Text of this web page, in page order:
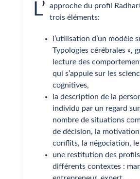
L’
approche du profil
trois éléments:
l’utilisation d’un modèle
Typologies cérébrales »,
lecture des
qui s’appuie sur les
cognitives,
la description de la
individu par un regard
nombre de situations
de décision, la
conflits, la négociation,
une restitution des
différents contextes :